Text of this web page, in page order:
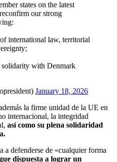
states on the latest
our strong
international law, territorial
with Denmark
January 18, 2026
la firme unidad de la UE en
internacional, la integridad
así como su plena solidaridad
a defenderse de «cualquier forma
dispuesta a lograr un